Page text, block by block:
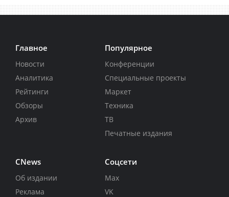
Главное
Новости
Аналитика
Рейтинги
Обзоры
Архив
Популярное
Конференции
Специальные проекты
Маркет
Техника
ТВ
Печатные издания
CNews
Об издании
Реклама
Соцсети
Max
VK